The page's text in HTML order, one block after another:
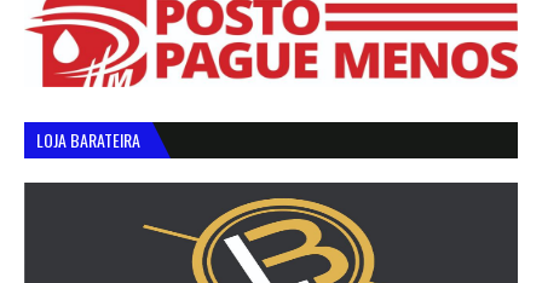
LOJA BARATEIRA